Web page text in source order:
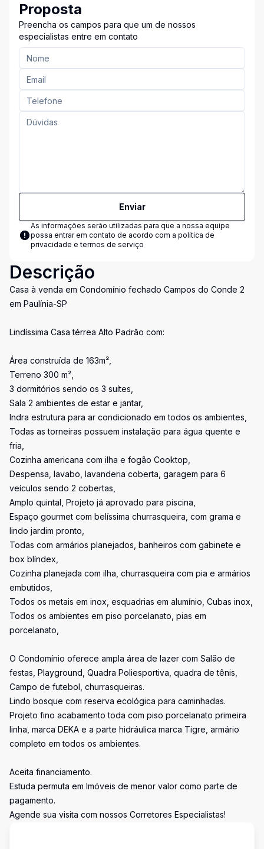
Proposta
Preencha os campos para que um de nossos
especialistas entre em contato
Enviar
As informações serão utilizadas para que a nossa equipe
possa entrar em contato de acordo com a política de
privacidade e termos de serviço
Descrição
Casa à venda em Condomínio fechado Campos do Conde 2
em Paulínia-SP
Lindíssima Casa térrea Alto Padrão com:
Área construída de 163m²,
Terreno 300 m²,
3 dormitórios sendo os 3 suítes,
Sala 2 ambientes de estar e jantar,
Indra estrutura para ar condicionado em todos os ambientes,
Todas as torneiras possuem instalação para água quente e
fria,
Cozinha americana com ilha e fogão Cooktop,
Despensa, lavabo, lavanderia coberta, garagem para 6
veículos sendo 2 cobertas,
Amplo quintal, Projeto já aprovado para piscina,
Espaço gourmet com belíssima churrasqueira, com grama e
lindo jardim pronto,
Todas com armários planejados, banheiros com gabinete e
box blíndex,
Cozinha planejada com ilha, churrasqueira com pia e armários
embutidos,
Todos os metais em inox, esquadrias em alumínio, Cubas inox,
Todos os ambientes em piso porcelanato, pias em
porcelanato,
O Condomínio oferece ampla área de lazer com Salão de
festas, Playground, Quadra Poliesportiva, quadra de tênis,
Campo de futebol, churrasqueiras.
Lindo bosque com reserva ecológica para caminhadas.
Projeto fino acabamento toda com piso porcelanato primeira
linha, marca DEKA e a parte hidráulica marca Tigre, armário
completo em todos os ambientes.
Aceita financiamento.
Estuda permuta em Imóveis de menor valor como parte de
pagamento.
Agende sua visita com nossos Corretores Especialistas!